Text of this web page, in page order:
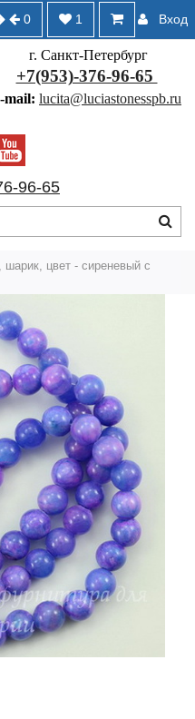
Вход
1
0
г. Санкт-Петербург
+7(953)-376-96-65
mail: lucita@luciastonesspb.ru
96-65
цвет - сиреневый с